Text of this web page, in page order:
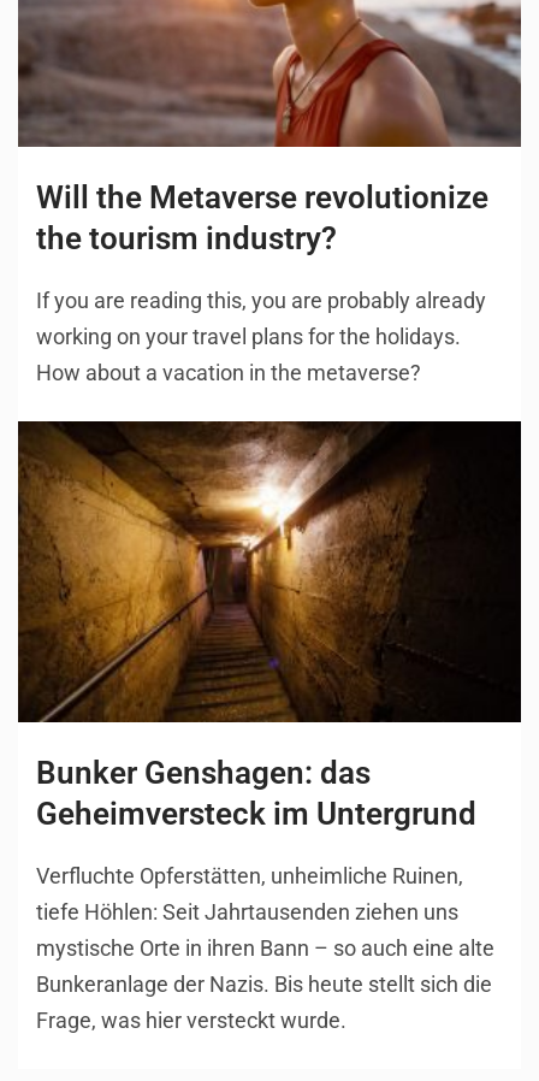
Will the Metaverse revolutionize
the tourism industry?
If you are reading this, you are probably already
working on your travel plans for the holidays.
How about a vacation in the metaverse?
Bunker Genshagen: das
Geheimversteck im Untergrund
Verfluchte Opferstätten, unheimliche Ruinen,
tiefe Höhlen: Seit Jahrtausenden ziehen uns
mystische Orte in ihren Bann – so auch eine alte
Bunkeranlage der Nazis. Bis heute stellt sich die
Frage, was hier versteckt wurde.